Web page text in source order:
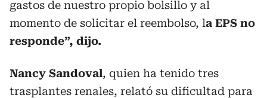
gastos de nuestro propio bolsillo y al
momento de solicitar el reembolso, la EPS no
responde”, dijo.
Nancy Sandoval, quien ha tenido tres
trasplantes renales, relató su dificultad para